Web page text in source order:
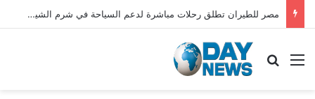
مصر للطيران تطلق رحلات مباشرة لدعم السياحة في شرم الشيخ والغردقة
القائمة بحث عن